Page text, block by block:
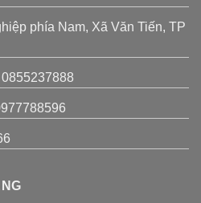
phía Nam, Xã Văn Tiến, TP